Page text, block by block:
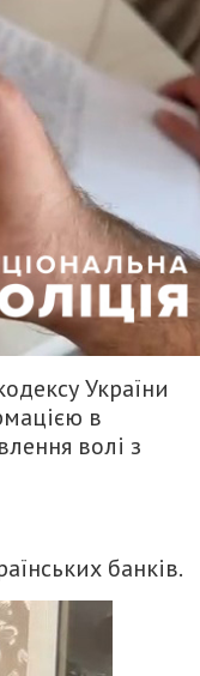
України
в
волі з
банків.